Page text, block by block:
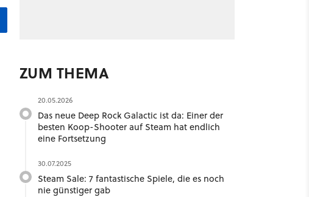
ZUM THEMA
20.05.2026
Das neue Deep Rock Galactic ist da: Einer der
besten Koop-Shooter auf Steam hat endlich
eine Fortsetzung
30.07.2025
Steam Sale: 7 fantastische Spiele, die es noch
nie günstiger gab